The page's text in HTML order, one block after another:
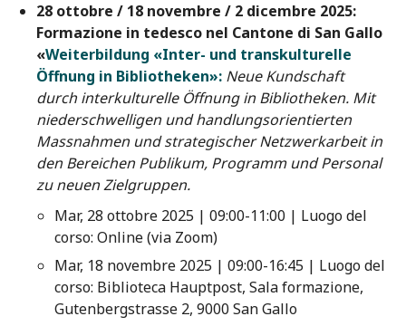
28 ottobre / 18 novembre / 2 dicembre 2025:
Formazione in tedesco nel Cantone di San Gallo
«Weiterbildung «Inter- und transkulturelle
Öffnung in Bibliotheken»: Neue Kundschaft
durch interkulturelle Öffnung in Bibliotheken. Mit
niederschwelligen und handlungsorientierten
Massnahmen und strategischer Netzwerkarbeit in
den Bereichen Publikum, Programm und Personal
zu neuen Zielgruppen.
Mar, 28 ottobre 2025 | 09:00-11:00 | Luogo del
corso: Online (via Zoom)
Mar, 18 novembre 2025 | 09:00-16:45 | Luogo del
corso: Biblioteca Hauptpost, Sala formazione,
Gutenbergstrasse 2, 9000 San Gallo